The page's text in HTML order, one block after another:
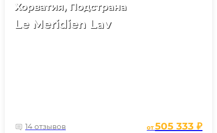
Хорватия, Подстрана
Le Meridien Lav
14 отзывов от505 333 ₽